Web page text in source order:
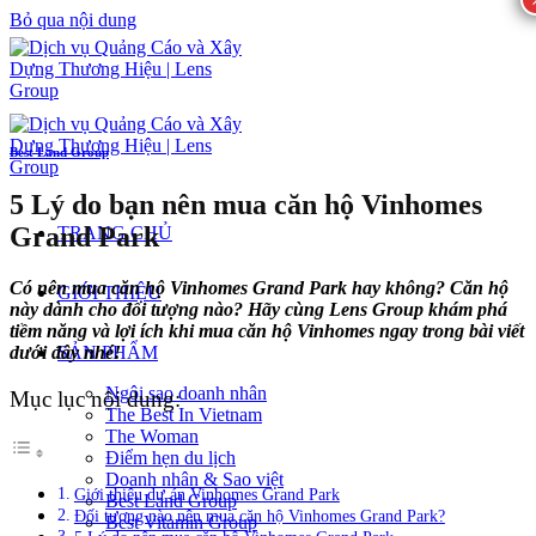
Bỏ qua nội dung
TRANG CHỦ
GIỚI THIỆU
SẢN PHẨM
Ngôi sao doanh nhân
The Best In Vietnam
The Woman
Điểm hẹn du lịch
Doanh nhân & Sao việt
Best Land Group
Best Vitamin Group
Best Land Group
5 Lý do bạn nên mua căn hộ Vinhomes
Grand Park
Có nên mua căn hộ Vinhomes Grand Park hay không? Căn hộ
này dành cho đối tượng nào? Hãy cùng Lens Group khám phá
tiềm năng và lợi ích khi mua căn hộ Vinhomes ngay trong bài viết
dưới đây nhé!
Mục lục nội dung:
Giới thiệu dự án Vinhomes Grand Park
Đối tượng nào nên mua căn hộ Vinhomes Grand Park?